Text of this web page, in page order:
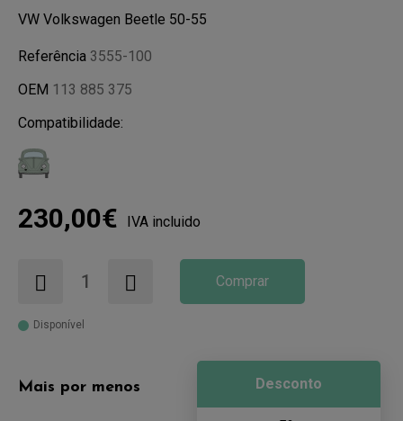
VW Volkswagen Beetle 50-55
Referência 3555-100
OEM 113 885 375
Compatibilidade:
230,00€ IVA incluido
Comprar
Disponível
Mais por menos Desconto